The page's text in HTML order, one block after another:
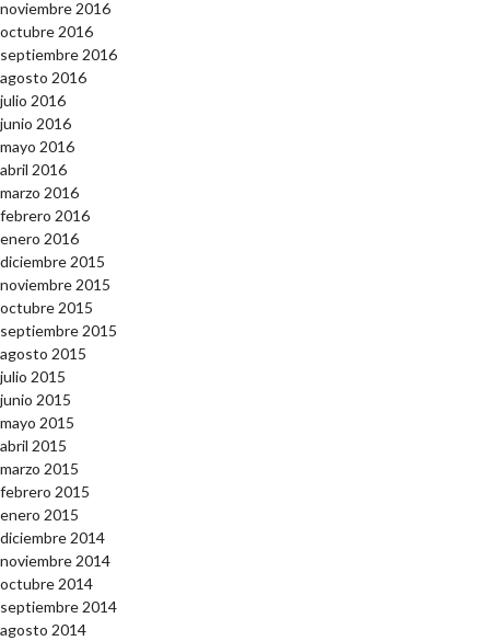
noviembre 2016
octubre 2016
septiembre 2016
agosto 2016
julio 2016
junio 2016
mayo 2016
abril 2016
marzo 2016
febrero 2016
enero 2016
diciembre 2015
noviembre 2015
octubre 2015
septiembre 2015
agosto 2015
julio 2015
junio 2015
mayo 2015
abril 2015
marzo 2015
febrero 2015
enero 2015
diciembre 2014
noviembre 2014
octubre 2014
septiembre 2014
agosto 2014